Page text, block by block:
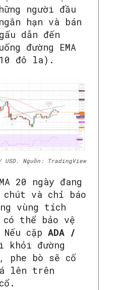
người đầu
hạn và bán
dẫn đến
đường EMA
đô la).
USD. Nguồn: TradingView
20 ngày đang
chút và chỉ báo
vùng tích
thể bảo vệ
cặp ADA /
khỏi đường
phe bò sẽ cố
lên trên